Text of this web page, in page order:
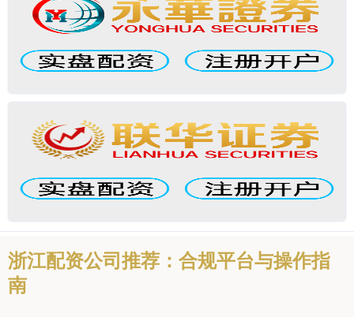
浙江配资公司推荐：合规平台与操作指
南